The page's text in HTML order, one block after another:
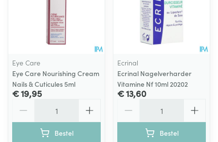
Eye Care
Eye Care Nourishing Cream
Nails & Cuticules 5ml
€ 19,95
Bestel
Ecrinal
Ecrinal Nagelverharder
Vitamine Nf 10ml 20202
€ 13,60
Bestel